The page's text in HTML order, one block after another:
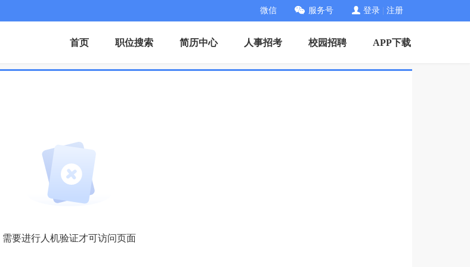
微信 服务号 登录 注册
首页 职位搜索 简历中心 人事招考 校园招聘 APP下载
需要进行人机验证才可访问页面